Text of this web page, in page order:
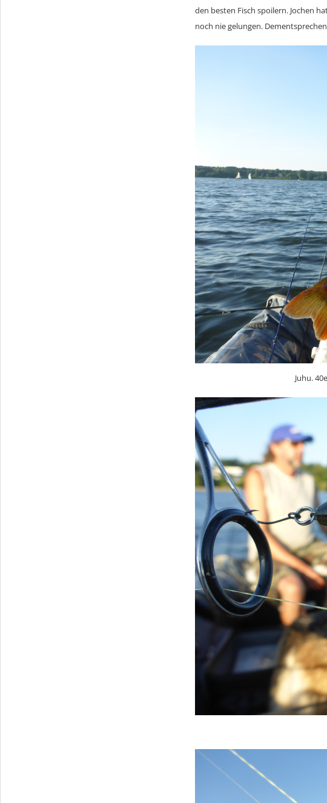
den besten Fisch spoilern. Jochen
noch nie gelungen.
Juhu.